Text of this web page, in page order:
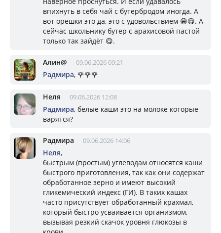
впихнуть в себя чай с бутербродом иногда. А
вот орешки это да, это с удовольствием 😁😋. А
сейчас школьнику бутер с арахисовой пастой
только так зайдёт 😋.
Алин@ 09.06.2026 09:21
Радмира, 🌹🌹🌹
Неля 09.06.2026 12:08
Радмира, белые каши это на молоке которые
варятся?
Радмира 09.06.2026 14:06
Неля,
быстрым (простым) углеводам относятся каши
быстрого приготовления, так как они содержат
обработанное зерно и имеют высокий
гликемический индекс (ГИ). В таких кашах
часто присутствует обработанный крахмал,
который быстро усваивается организмом,
вызывая резкий скачок уровня глюкозы в